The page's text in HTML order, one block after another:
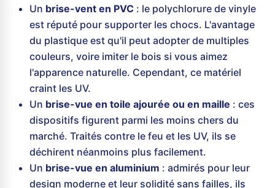
Un brise-vent en PVC : le polychlorure de vinyle
est réputé pour supporter les chocs. L'avantage
du plastique est qu'il peut adopter de multiples
couleurs, voire imiter le bois si vous aimez
l'apparence naturelle. Cependant, ce matériel
craint les UV.
Un brise-vue en toile ajourée ou en maille : ces
dispositifs figurent parmi les moins chers du
marché. Traités contre le feu et les UV, ils se
déchirent néanmoins plus facilement.
Un brise-vue en aluminium : admirés pour leur
design moderne et leur solidité sans failles, ils